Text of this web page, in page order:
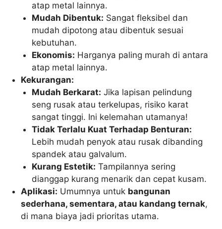
atap metal lainnya.
Mudah Dibentuk: Sangat fleksibel dan
mudah dipotong atau dibentuk sesuai
kebutuhan.
Ekonomis: Harganya paling murah di antara
atap metal lainnya.
Kekurangan:
Mudah Berkarat: Jika lapisan pelindung
seng rusak atau terkelupas, risiko karat
sangat tinggi. Ini kelemahan utamanya!
Tidak Terlalu Kuat Terhadap Benturan:
Lebih mudah penyok atau rusak dibanding
spandek atau galvalum.
Kurang Estetik: Tampilannya sering
dianggap kurang menarik dan cepat kusam.
Aplikasi: Umumnya untuk bangunan
sederhana, sementara, atau kandang ternak,
di mana biaya jadi prioritas utama.